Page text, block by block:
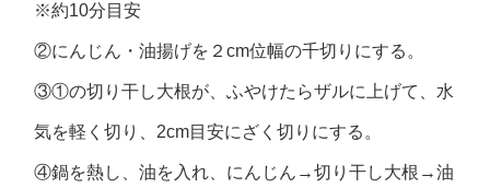
※約10分目安
②にんじん・油揚げを２cm位幅の千切りにする。
③①の切り干し大根が、ふやけたらザルに上げて、水
気を軽く切り、2cm目安にざく切りにする。
④鍋を熱し、油を入れ、にんじん→切り干し大根→油